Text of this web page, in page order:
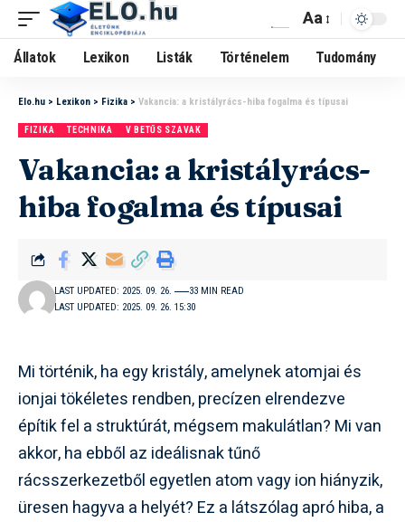
Aa
Állatok Lexikon Listák Történelem Tudomány
Elo.hu > Lexikon > Fizika > Vakancia: a kristályrács-hiba fogalma és típusai
FIZIKA TECHNIKA V BETŰS SZAVAK
Vakancia: a kristályrács-
hiba fogalma és típusai
LAST UPDATED: 2025. 09. 26. 15:30
LAST UPDATED: 2025. 09. 26. 33 MIN READ
Mi történik, ha egy kristály, amelynek atomjai és
ionjai tökéletes rendben, precízen elrendezve
építik fel a struktúrát, mégsem makulátlan? Mi van
akkor, ha ebből az ideálisnak tűnő
rácsszerkezetből egyetlen atom vagy ion hiányzik,
üresen hagyva a helyét? Ez a látszólag apró hiba, a